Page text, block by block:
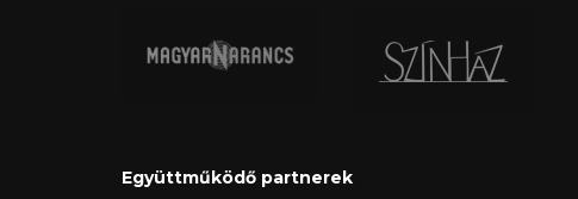
Együttműködő partnerek